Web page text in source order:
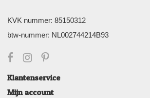
KVK nummer: 85150312
btw-nummer: NL002744214B93
Klantenservice
Mijn account